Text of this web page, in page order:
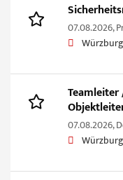
07.08.2026,
Würzburg
07.08.2026,
Würzburg